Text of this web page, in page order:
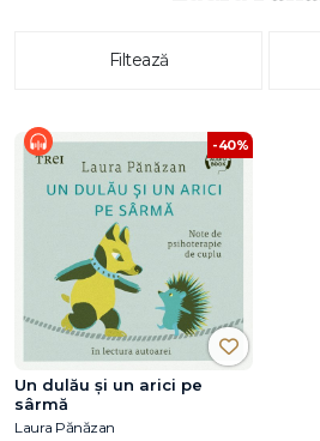
Filtează
-40%
Un dulău și un arici pe
sârmă
Laura Pănăzan